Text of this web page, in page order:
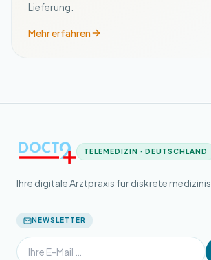
Lieferung.
Mehr erfahren
TELEMEDIZIN · DEUTSCHLAND
Ihre digitale Arztpraxis für diskrete
NEWSLETTER